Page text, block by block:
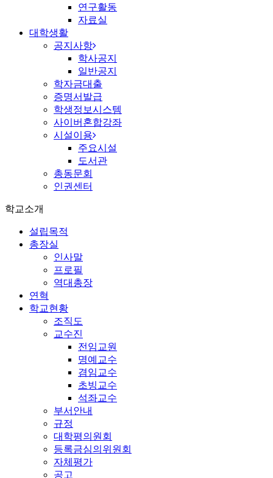
연구활동
자료실
대학생활
공지사항
학사공지
일반공지
학자금대출
증명서발급
학생정보시스템
사이버혼합강좌
시설이용
주요시설
도서관
총동문회
인권센터
학교소개
설립목적
총장실
인사말
프로필
역대총장
연혁
학교현황
조직도
교수진
전임교원
명예교수
겸임교수
초빙교수
석좌교수
부서안내
규정
대학평의원회
등록금심의위원회
자체평가
공고